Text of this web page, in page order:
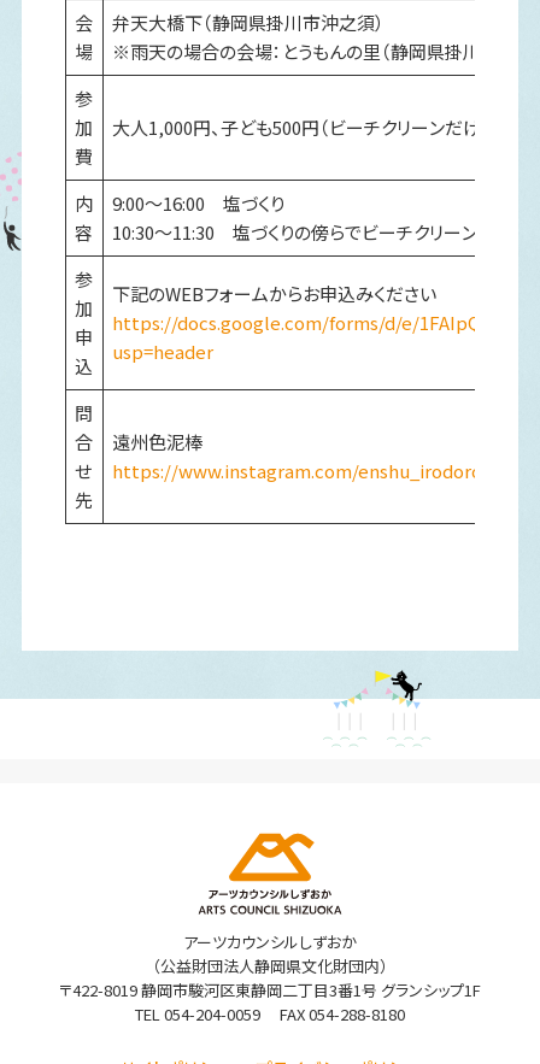
会
場
弁天大橋下（静岡県掛川市沖之須）
※雨天の場合の会場：とうもんの里（静岡県掛川市山崎
参
加
費
大人1,000円、子ども500円（ビーチクリーンだけの参加
内
容
9:00～16:00 塩づくり
10:30～11:30 塩づくりの傍らでビーチクリーンを実施
参
加
申
込
下記のWEBフォームからお申込みください
https://docs.google.com/forms/d/e/
usp=header
問
合
せ
先
遠州色泥棒
https://www.instagram.com/enshu_irodoro/
アーツカウンシルしずおか
（公益財団法人静岡県文化財団内）
〒422-8019 静岡市駿河区東静岡二丁目3番1号 グランシップ1F
TEL054-204-0059 FAX 054-288-8180